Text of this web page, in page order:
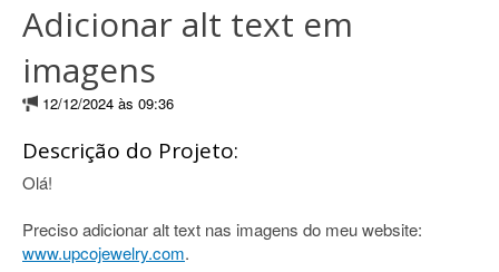
Adicionar alt text em
imagens
12/12/2024 às 09:36
Descrição do Projeto:
Olá!
Preciso adicionar alt text nas imagens do meu website:
www.upcojewelry.com.